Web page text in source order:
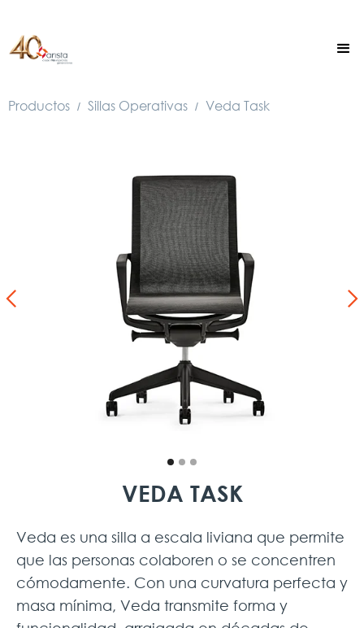
Productos / Sillas Operativas / Veda Task
VEDA TASK
Veda es una silla a escala liviana que permite
que las personas colaboren o se concentren
cómodamente. Con una curvatura perfecta y
masa mínima, Veda transmite forma y